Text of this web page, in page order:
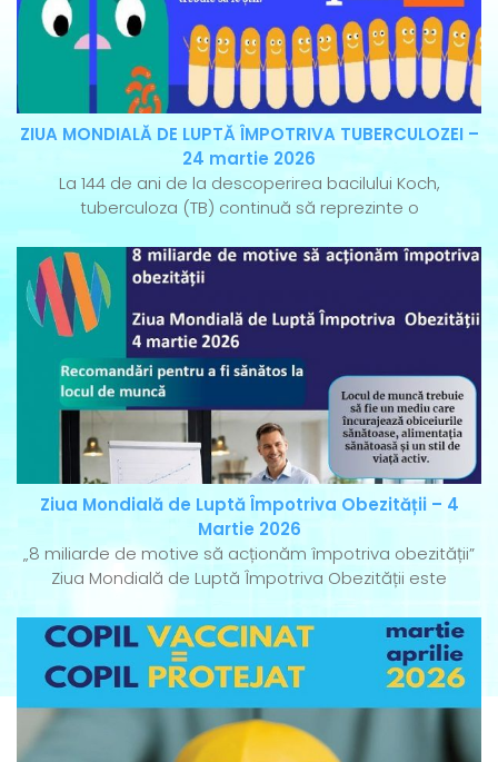
ZIUA MONDIALĂ DE LUPTĂ ÎMPOTRIVA TUBERCULOZEI –
24 martie 2026
La 144 de ani de la descoperirea bacilului Koch,
tuberculoza (TB) continuă să reprezinte o
Ziua Mondială de Luptă Împotriva Obezității – 4
Martie 2026
„8 miliarde de motive să acționăm împotriva obezității”
Ziua Mondială de Luptă Împotriva Obezității este